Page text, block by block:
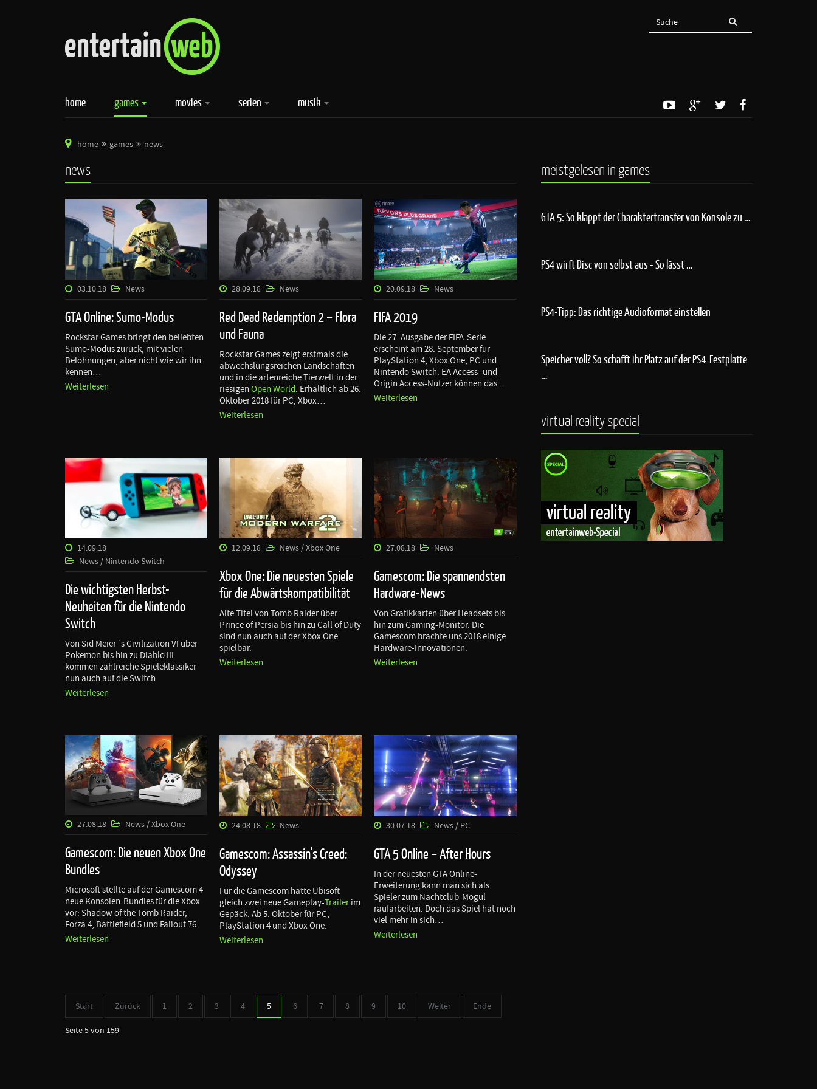
home games movies serien musik
home games news
news
03.10.18 News
GTA Online: Sumo-Modus
Rockstar Games bringt den beliebten
Sumo-Modus zurück, mit vielen
Belohnungen, aber nicht wie wir ihn
kennen…
Weiterlesen
28.09.18 News
Red Dead Redemption 2 – Flora
und Fauna
Rockstar Games zeigt erstmals die
abwechslungsreichen Landschaften
und in die artenreiche Tierwelt in der
riesigenOpen World. Erhältlich ab 26.
Oktober 2018 für PC, Xbox…
Weiterlesen
20.09.18 News
FIFA 2019
Die 27. Ausgabe der FIFA-Serie
erscheint am 28. September für
PlayStation 4, Xbox One, PC und
Nintendo Switch. EA Access- und
Origin Access-Nutzer können das…
Weiterlesen
14.09.18
News / Nintendo Switch
Die wichtigsten Herbst-
Neuheiten für die Nintendo
Switch
Von Sid Meier´s Civilization VI über
Pokemon bis hin zu Diablo III
kommen zahlreiche Spieleklassiker
nun auch auf die Switch
Weiterlesen
12.09.18 News / Xbox One
Xbox One: Die neuesten Spiele
für die Abwärtskompatibilität
Alte Titel von Tomb Raider über
Prince of Persia bis hin zu Call of Duty
sind nun auch auf der Xbox One
spielbar.
Weiterlesen
27.08.18 News
Gamescom: Die spannendsten
Hardware-News
Von Grafikkarten über Headsets bis
hin zum Gaming-Monitor. Die
Gamescom brachte uns 2018 einige
Hardware-Innovationen.
Weiterlesen
27.08.18 News / Xbox One
Gamescom: Die neuen Xbox One
Bundles
Microsoft stellte auf der Gamescom 4
neue Konsolen-Bundles für die Xbox
vor: Shadow of the Tomb Raider,
Forza 4, Battlefield 5 und Fallout 76.
Weiterlesen
24.08.18 News
Gamescom: Assassin's Creed:
Odyssey
Für die Gamescom hatte Ubisoft
gleich zwei neue Gameplay-Trailerim
Gepäck. Ab 5. Oktober für PC,
PlayStation 4 und Xbox One.
Weiterlesen
30.07.18 News / PC
GTA 5 Online – After Hours
In der neuesten GTA Online-
Erweiterung kann man sich als
Spieler zum Nachtclub-Mogul
raufarbeiten. Doch das Spiel hat noch
viel mehr in sich…
Weiterlesen
Start Zurück 1 2 3 4 5 6 7 8 9 10 Weiter Ende
Seite 5 von 159
meistgelesen in games
GTA 5: So klappt der Charaktertransfer von Konsole zu …
PS4 wirft Disc von selbst aus - So lässt …
PS4-Tipp: Das richtige Audioformat einstellen
Speicher voll? So schafft ihr Platz auf der PS4-Festplatte
…
virtual reality special